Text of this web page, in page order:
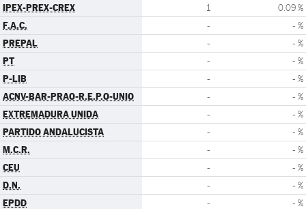
IPEX-PREX-CREX 1 0.09 %
F.A.C. - - %
PREPAL - - %
PT - - %
P-LIB - - %
ACNV-BAR-PRAO-R.E.P.O-UNIO - - %
EXTREMADURA UNIDA - - %
PARTIDO ANDALUCISTA - - %
M.C.R. - - %
CEU - - %
D.N. - - %
EPDD - - %